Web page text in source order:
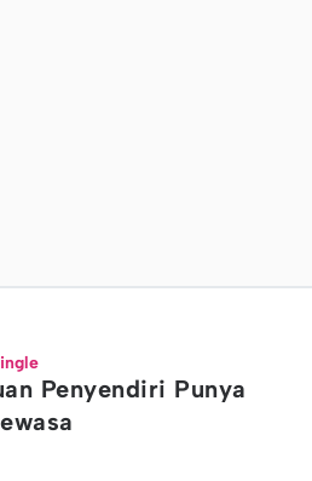
Penyendiri Punya